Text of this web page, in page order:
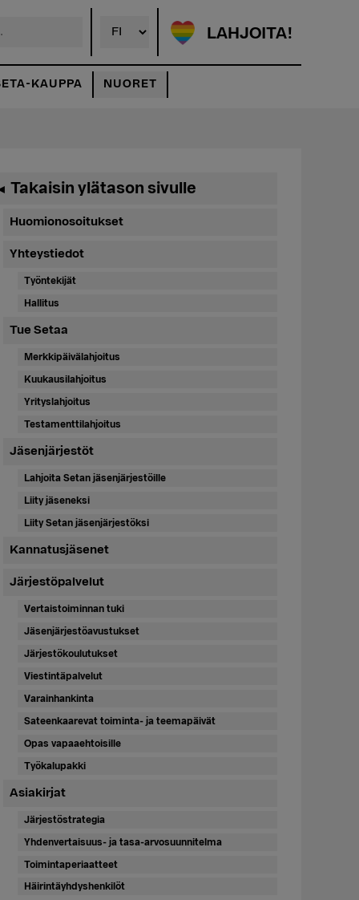
LAHJOITA!
KAUPPA NUORET
Takaisin ylätason sivulle
Huomionosoitukset
Yhteystiedot
Työntekijät
Hallitus
Tue Setaa
Merkkipäivälahjoitus
Kuukausilahjoitus
Yrityslahjoitus
Testamenttilahjoitus
Jäsenjärjestöt
Lahjoita Setan jäsenjärjestöille
Liity jäseneksi
Liity Setan jäsenjärjestöksi
Kannatusjäsenet
Järjestöpalvelut
Vertaistoiminnan tuki
Jäsenjärjestöavustukset
Järjestökoulutukset
Viestintäpalvelut
Varainhankinta
Sateenkaarevat toiminta- ja teemapäivät
Opas vapaaehtoisille
Työkalupakki
Asiakirjat
Järjestöstrategia
Yhdenvertaisuus- ja tasa-arvosuunnitelma
Toimintaperiaatteet
Häirintäyhdyshenkilöt